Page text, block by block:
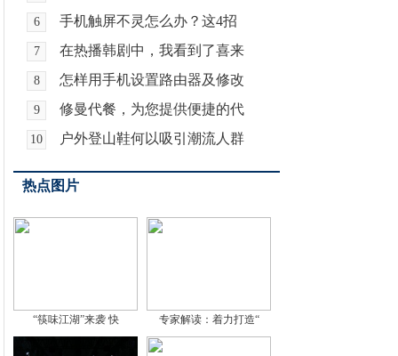
6 手机触屏不灵怎么办？这4招
7 在热播韩剧中，我看到了喜来
8 怎样用手机设置路由器及修改
9 修曼代餐，为您提供便捷的代
10 户外登山鞋何以吸引潮流人群
热点图片
“筷味江湖”来袭 快 专家解读：着力打造“